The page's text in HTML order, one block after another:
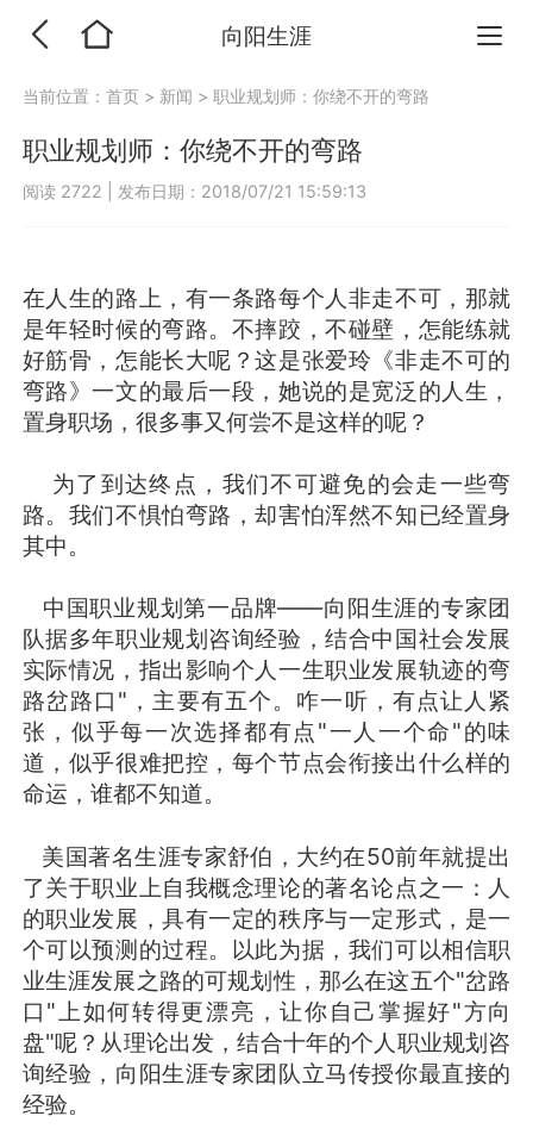
向阳生涯
当前位置：首页 > 新闻 >职业规划师：你绕不开的弯路
职业规划师：你绕不开的弯路
阅读 2722 发布日期：2018/07/21 15:59:13
在人生的路上，有一条路每个人非走不可，那就
是年轻时候的弯路。不摔跤，不碰壁，怎能练就
好筋骨，怎能长大呢？这是张爱玲《非走不可的
弯路》一文的最后一段，她说的是宽泛的人生，
置身职场，很多事又何尝不是这样的呢？
为了到达终点，我们不可避免的会走一些弯
路。我们不惧怕弯路，却害怕浑然不知已经置身
其中。
中国职业规划第一品牌——向阳生涯的专家团
队据多年职业规划咨询经验，结合中国社会发展
实际情况，指出影响个人一生职业发展轨迹的弯
路岔路口"，主要有五个。咋一听，有点让人紧
张，似乎每一次选择都有点"一人一个命"的味
道，似乎很难把控，每个节点会衔接出什么样的
命运，谁都不知道。
美国著名生涯专家舒伯，大约在50前年就提出
了关于职业上自我概念理论的著名论点之一：人
的职业发展，具有一定的秩序与一定形式，是一
个可以预测的过程。以此为据，我们可以相信职
业生涯发展之路的可规划性，那么在这五个"岔路
口"上如何转得更漂亮，让你自己掌握好"方向
盘"呢？从理论出发，结合十年的个人职业规划咨
询经验，向阳生涯专家团队立马传授你最直接的
经验。